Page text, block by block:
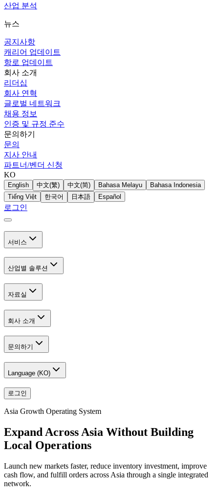
산업 분석
뉴스
공지사항
캐리어 업데이트
항로 업데이트
회사 소개
리더십
회사 연혁
글로벌 네트워크
채용 정보
인증 및 규정 준수
문의하기
문의
지사 안내
파트너/벤더 신청
KO
English 中文(繁) 中文(简) Bahasa Melayu
Bahasa Indonesia
Tiếng Việt
한국어 日本語 Español
로그인
서비스
산업별 솔루션
자료실
회사 소개
문의하기
Language (KO)
로그인
Asia Growth Operating System
Expand Across Asia Without Building
Local Operations
Launch new markets faster, reduce inventory investment, improve
cash flow, and fulfill orders across Asia through a single integrated
network.